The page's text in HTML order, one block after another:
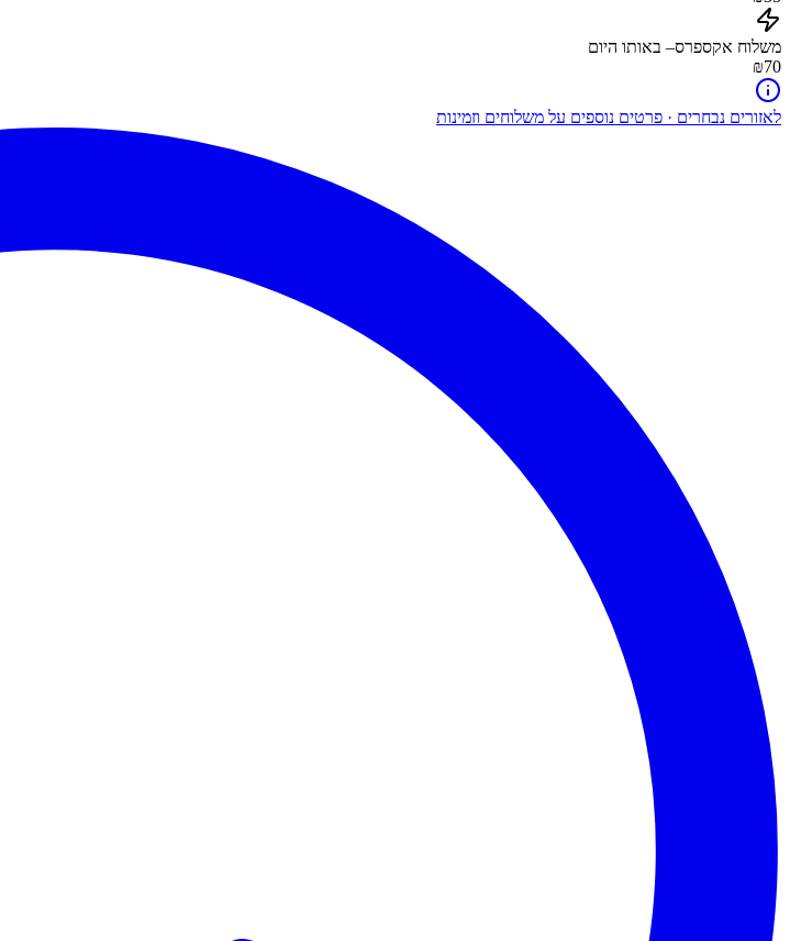
משלוח אקספרס– באותו היום
₪70
לאזורים נבחרים · פרטים נוספים על משלוחים וזמינות